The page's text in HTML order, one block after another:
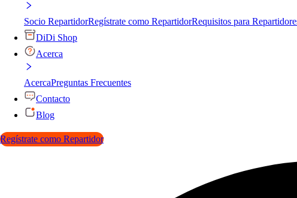
Socio RepartidorRegístrate como RepartidorRequisitos para
DiDi Shop
Acerca
AcercaPreguntas Frecuentes
Contacto
Blog
Regístrate como Repartidor